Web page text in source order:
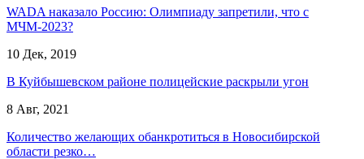
WADA наказало Россию: Олимпиаду запретили, что с
МЧМ-2023?
10 Дек, 2019
В Куйбышевском районе полицейские раскрыли угон
8 Авг, 2021
Количество желающих обанкротиться в Новосибирской
области резко…